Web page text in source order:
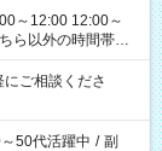
ご相談くださ
50代活躍中 / 副